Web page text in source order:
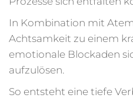
In Kombination mit
Achtsamkeit zu einem
emotionale Blockaden
aufzulösen.
So entsteht eine tiefe